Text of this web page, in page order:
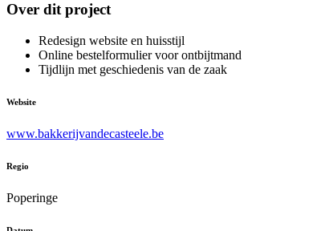
Over dit project
Redesign website en huisstijl
Online bestelformulier voor ontbijtmand
Tijdlijn met geschiedenis van de zaak
Website
www.bakkerijvandecasteele.be
Regio
Poperinge